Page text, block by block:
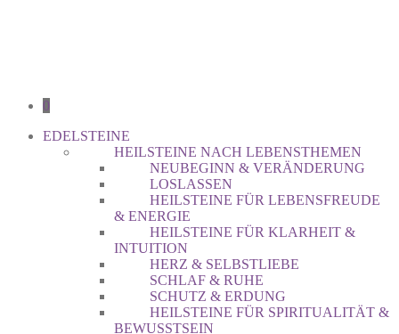
0
EDELSTEINE
HEILSTEINE NACH LEBENSTHEMEN
NEUBEGINN & VERÄNDERUNG
LOSLASSEN
HEILSTEINE FÜR LEBENSFREUDE
& ENERGIE
HEILSTEINE FÜR KLARHEIT &
INTUITION
HERZ & SELBSTLIEBE
SCHLAF & RUHE
SCHUTZ & ERDUNG
HEILSTEINE FÜR SPIRITUALITÄT &
BEWUSSTSEIN